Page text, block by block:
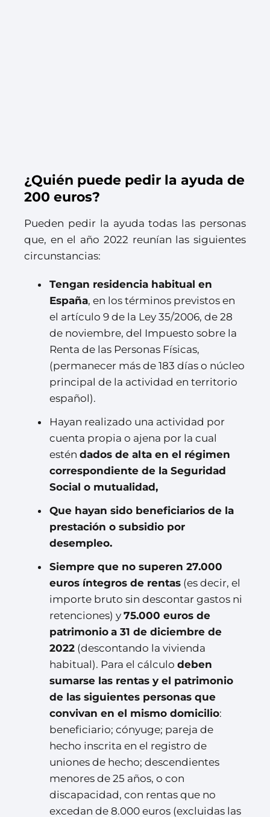
¿Quién puede pedir la ayuda de
200 euros?
Pueden pedir la ayuda todas las personas
que, en el año 2022 reunían las siguientes
circunstancias:
Tengan residencia habitual en
España, en los términos previstos en
el artículo 9 de la Ley 35/2006, de 28
de noviembre, del Impuesto sobre la
Renta de las Personas Físicas,
(permanecer más de 183 días o núcleo
principal de la actividad en territorio
español).
Hayan realizado una actividad por
cuenta propia o ajena por la cual
estén dados de alta en el régimen
correspondiente de la Seguridad
Social o mutualidad,
Que hayan sido beneficiarios de la
prestación o subsidio por
desempleo.
Siempre que no superen 27.000
euros íntegros de rentas (es decir, el
importe bruto sin descontar gastos ni
retenciones) y 75.000 euros de
patrimonio a 31 de diciembre de
2022 (descontando la vivienda
habitual). Para el cálculo deben
sumarse las rentas y el patrimonio
de las siguientes personas que
convivan en el mismo domicilio:
beneficiario; cónyuge; pareja de
hecho inscrita en el registro de
uniones de hecho; descendientes
menores de 25 años, o con
discapacidad, con rentas que no
excedan de 8.000 euros (excluidas las